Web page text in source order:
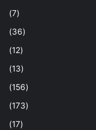
(7)
(36)
(12)
(13)
(156)
(173)
(17)